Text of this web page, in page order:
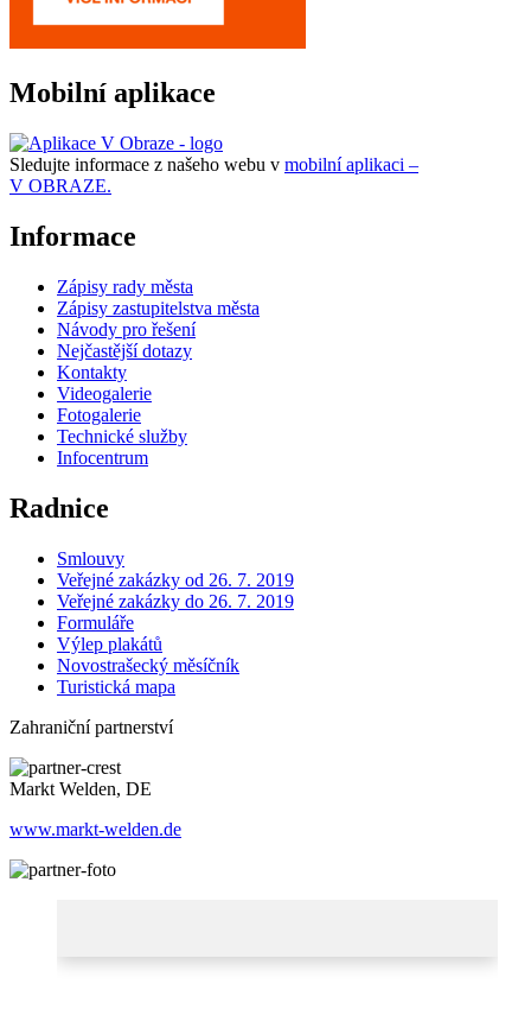
Mobilní aplikace
Sledujte informace z našeho webu v mobilní aplikaci –
V OBRAZE.
Informace
Zápisy rady města
Zápisy zastupitelstva města
Návody pro řešení
Nejčastější dotazy
Kontakty
Videogalerie
Fotogalerie
Technické služby
Infocentrum
Radnice
Smlouvy
Veřejné zakázky od 26. 7. 2019
Veřejné zakázky do 26. 7. 2019
Formuláře
Výlep plakátů
Novostrašecký měsíčník
Turistická mapa
Zahraniční partnerství
Markt Welden, DE
www.markt-welden.de